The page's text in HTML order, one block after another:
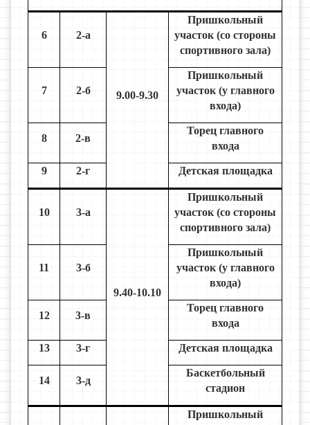
6 2-а
9.00-9.30
Пришкольный
участок (со стороны
спортивного зала)
7 2-б
Пришкольный
участок (у главного
входа)
8 2-в
Торец главного
входа
9 2-г Детская площадка
10 3-а
9.40-10.10
Пришкольный
участок (со стороны
спортивного зала)
11 3-б
Пришкольный
участок (у главного
входа)
12 3-в
Торец главного
входа
13 3-г Детская площадка
14 3-д
Баскетбольный
стадион
Пришкольный